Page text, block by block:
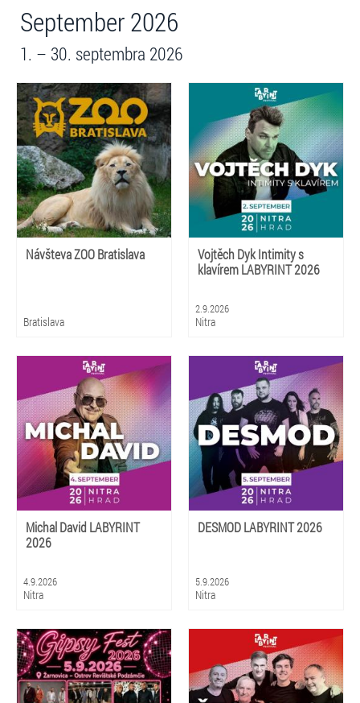
September 2026
1. – 30. septembra 2026
Návšteva ZOO Bratislava
Bratislava
Vojtěch Dyk Intimity s
klavírem LABYRINT 2026
2.9.2026
Nitra
Michal David LABYRINT
2026
4.9.2026
Nitra
DESMOD LABYRINT 2026
5.9.2026
Nitra